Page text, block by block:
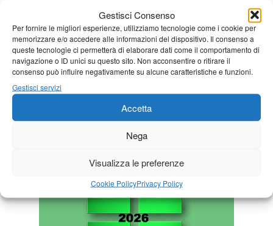
Gestisci Consenso
Per fornire le migliori esperienze, utilizziamo tecnologie come i cookie per
memorizzare e/o accedere alle informazioni del dispositivo. Il consenso a
queste tecnologie ci permetterà di elaborare dati come il comportamento di
navigazione o ID unici su questo sito. Non acconsentire o ritirare il
consenso può influire negativamente su alcune caratteristiche e funzioni.
Gestisci servizi
Accetta
Nega
Visualizza le preferenze
Cookie PolicyPrivacy Policy
Agosto 2026
Set »
L
M M G V S
D
1
2
3
4 5 6 7 8
9
10
11
20
24
25 26 27 28 29
30